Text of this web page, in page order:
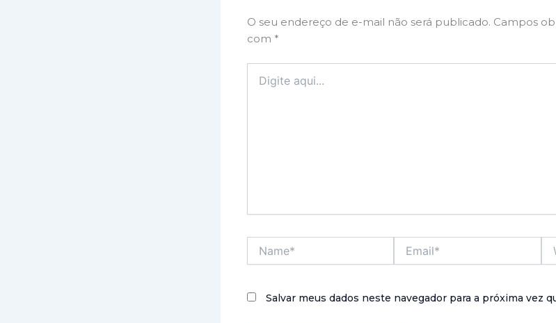
O seu endereço de e-mail não será publicado. Campos
com *
aqui...
Salvar meus dados neste navegador para a próxima vez